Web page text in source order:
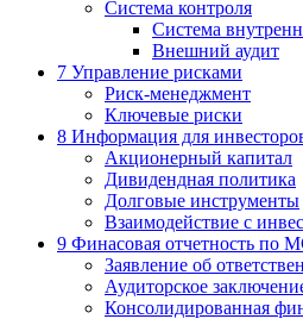
Система контроля
Система
Внешний аудит
7 Управление рисками
Риск-менеджмент
Ключевые риски
8 Информация для
Акционерный капитал
Дивидендная политика
Долговые инструменты
Взаимодействие с
9 Финасовая отчетность по
Заявление об
Аудиторское
Консолидированная